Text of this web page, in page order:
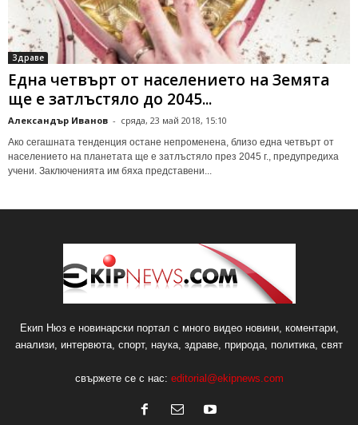
Здраве
Една четвърт от населението на Земята
ще е затлъстяло до 2045...
Александър Иванов - сряда, 23 май 2018, 15:10
Ако сегашната тенденция остане непроменена, близо една четвърт от
населението на планетата ще е затлъстяло през 2045 г., предупредиха
учени. Заключенията им бяха представени...
Екип Нюз е новинарски портал с много видео новини, коментари,
анализи, интервюта, спорт, наука, здраве, природа, политика, свят
свържете се с нас: editorial@ekipnews.com